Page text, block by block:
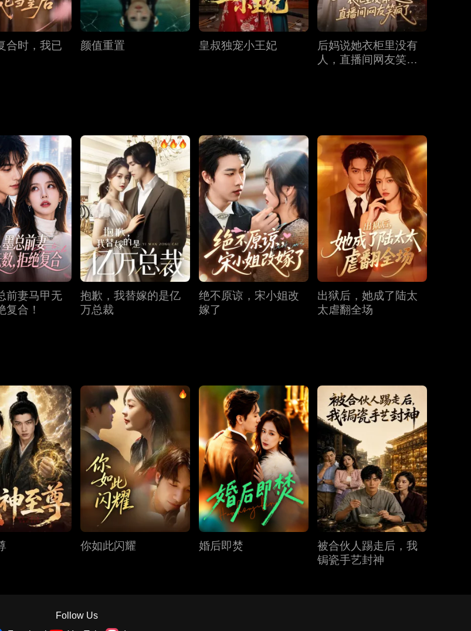
第28集 第29集 第30集
第34集 第35集 第36集
第37集 第38集 第39集
第40集
合时，我已
颜值重置 皇叔独宠小王妃
后妈说她衣柜里没有
人，直播间网友笑疯
前妻马甲无
复合！
抱歉，我替嫁的是亿
万总裁
绝不原谅，宋小姐改
嫁了
出狱后，她成了陆太
太虐翻全场
你如此闪耀 婚后即焚
被合伙人踢走后，我
锔瓷手艺封神
Follow Us